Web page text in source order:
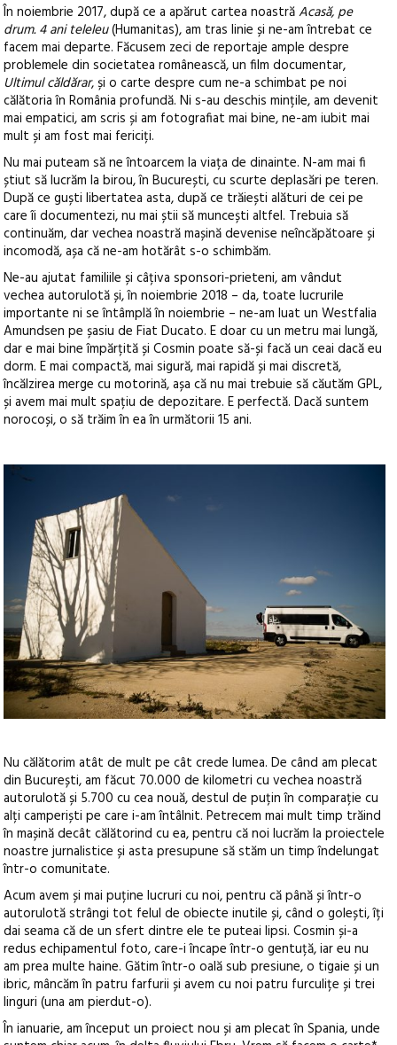
În noiembrie 2017, după ce a apărut cartea noastrăAcasă, pe
drum. 4 ani teleleu(Humanitas), am tras linie și ne-am întrebat ce
facem mai departe. Făcusem zeci de reportaje ample despre
problemele din societatea românească, un film documentar,
Ultimul căldărar, și o carte despre cum ne-a schimbat pe noi
călătoria în România profundă. Ni s-au deschis mințile, am devenit
mai empatici, am scris și am fotografiat mai bine, ne-am iubit mai
mult și am fost mai fericiți.
Nu mai puteam să ne întoarcem la viața de dinainte. N-am mai fi
știut să lucrăm la birou, în București, cu scurte deplasări pe teren.
După ce guști libertatea asta, după ce trăiești alături de cei pe
care îi documentezi, nu mai știi să muncești altfel. Trebuia să
continuăm, dar vechea noastră mașină devenise neîncăpătoare și
incomodă, așa că ne-am hotărât s-o schimbăm.
Ne-au ajutat familiile și câțiva sponsori-prieteni, am vândut
vechea autorulotă și, în noiembrie 2018 – da, toate lucrurile
importante ni se întâmplă în noiembrie – ne-am luat un Westfalia
Amundsen pe șasiu de Fiat Ducato. E doar cu un metru mai lungă,
dar e mai bine împărțită și Cosmin poate să-și facă un ceai dacă eu
dorm. E mai compactă, mai sigură, mai rapidă și mai discretă,
încălzirea merge cu motorină, așa că nu mai trebuie să căutăm GPL,
și avem mai mult spațiu de depozitare. E perfectă. Dacă suntem
norocoși, o să trăim în ea în următorii 15 ani.
Nu călătorim atât de mult pe cât crede lumea. De când am plecat
din București, am făcut 70.000 de kilometri cu vechea noastră
autorulotă și 5.700 cu cea nouă, destul de puțin în comparație cu
alți camperiști pe care i-am întâlnit. Petrecem mai mult timp trăind
în mașină decât călătorind cu ea, pentru că noi lucrăm la proiectele
noastre jurnalistice și asta presupune să stăm un timp îndelungat
într-o comunitate.
Acum avem și mai puține lucruri cu noi, pentru că până și într-o
autorulotă strângi tot felul de obiecte inutile și, când o golești, îți
dai seama că de un sfert dintre ele te puteai lipsi. Cosmin și-a
redus echipamentul foto, care-i încape într-o gentuță, iar eu nu
am prea multe haine. Gătim într-o oală sub presiune, o tigaie și un
ibric, mâncăm în patru farfurii și avem cu noi patru furculițe și trei
linguri (una am pierdut-o).
În ianuarie, am început un proiect nou și am plecat în Spania, unde